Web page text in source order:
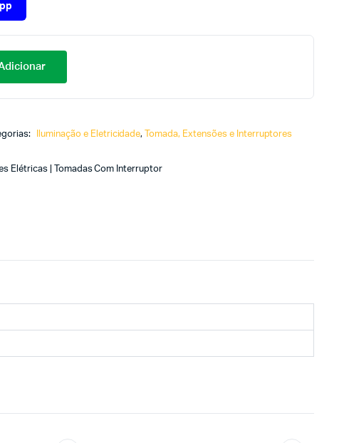
Iluminação e Eletricidade, Tomada, Extensões e Interruptores
Elétricas | Tomadas Com Interruptor